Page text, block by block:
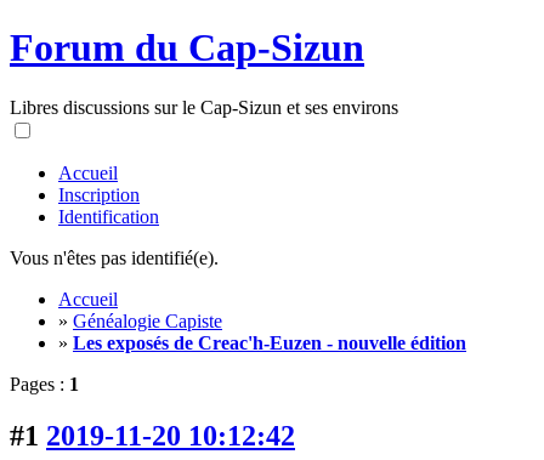
Forum du Cap-Sizun
Libres discussions sur le Cap-Sizun et ses environs
Accueil
Inscription
Identification
Vous n'êtes pas identifié(e).
Accueil
» Généalogie Capiste
» Les exposés de Creac'h-Euzen - nouvelle édition
Pages : 1
#1 2019-11-20 10:12:42